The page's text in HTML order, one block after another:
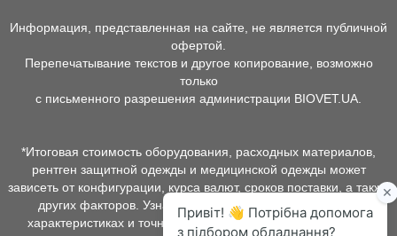
Информация, представленная на сайте, не является публичной
офертой.
Перепечатывание текстов и другое копирование, возможно
только
с письменного разрешения администрации BIOVET.UA.
*Итоговая стоимость оборудования, расходных материалов,
рентген защитной одежды и медицинской одежды может
зависеть от конфигурации, курса валют, сроков поставки, а также
других факторов. Узнать о наличии товара, подробных
характеристиках и точной стоимости можно у менеджеров